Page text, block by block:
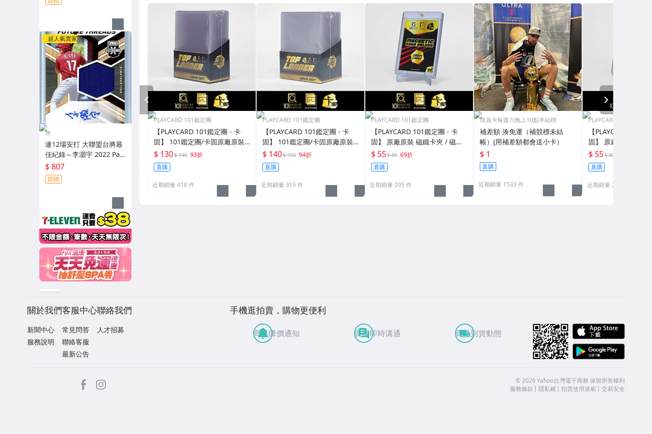
PLAYCARD 101鑑定團
【PLAYCARD 101鑑定團 - 卡
固】 101鑑定團/卡固原廠原裝
一般卡夾 / 塑膠殼 尺寸：35pt
$ 130$ 140 93折
直購
近期銷量 418 件
PLAYCARD 101鑑定團
【PLAYCARD 101鑑定團 - 卡
固】 101鑑定團/卡固原廠原裝
一般卡夾 / 塑膠殼 尺寸：55pt
$ 140$ 150 94折
直購
近期銷量 315 件
PLAYCARD 101鑑定團
【PLAYCARD 101鑑定團 - 卡
固】 原廠原裝 磁鐵卡夾 / 磁鐵
殼 尺寸：130pt / CPH130
$ 55$ 80 69折
直購
近期銷量 205 件
球員卡每週六晚上10點半結標
補差額 湊免運（補競標未結
帳）(用補差額都會送小卡）
$ 1
直購
近期銷量 1533 件
PLAYCARD 101鑑定團
【PLAYCARD 101
固】 原廠原裝 磁鐵
殼 尺寸：55pt /
$ 55$ 80
直購
近期銷量 272 件
Patch～
超人氣賣家
無
連12場安打 大聯盟台將最
佳紀錄～李灝宇 2022 Pan
ini Elite Extra Edition 實
戰球衣簽名卡～
$ 807
競標
關於我們
新聞中心
服務說明
客服中心
常見問答
聯絡客服
最新公告
聯絡我們
人才招募
手機逛拍賣，購物更便利
商品降價通知 買賣即時溝通 商品到貨動態
facebook ©2026 Yahoo台灣電子商務 保留所有權利
服務條款
隱私權 拍賣使用規範 交易安全